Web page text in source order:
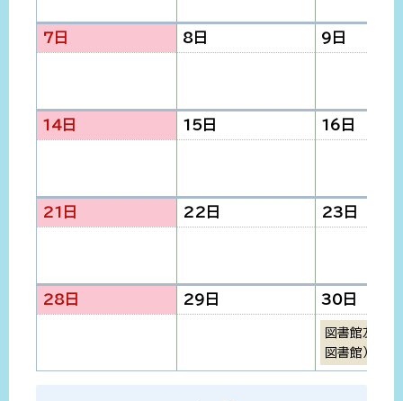
7日 8日 9日
14日 15日 16日
21日 22日 23日
28日 29日 30日
図書館友の
図書館）